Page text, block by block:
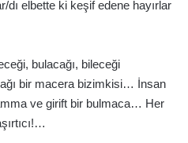
dı elbette ki keşif edene hayırlar
bulacağı, bileceği
bir macera bizimkisi… İnsan
ve girift bir bulmaca… Her